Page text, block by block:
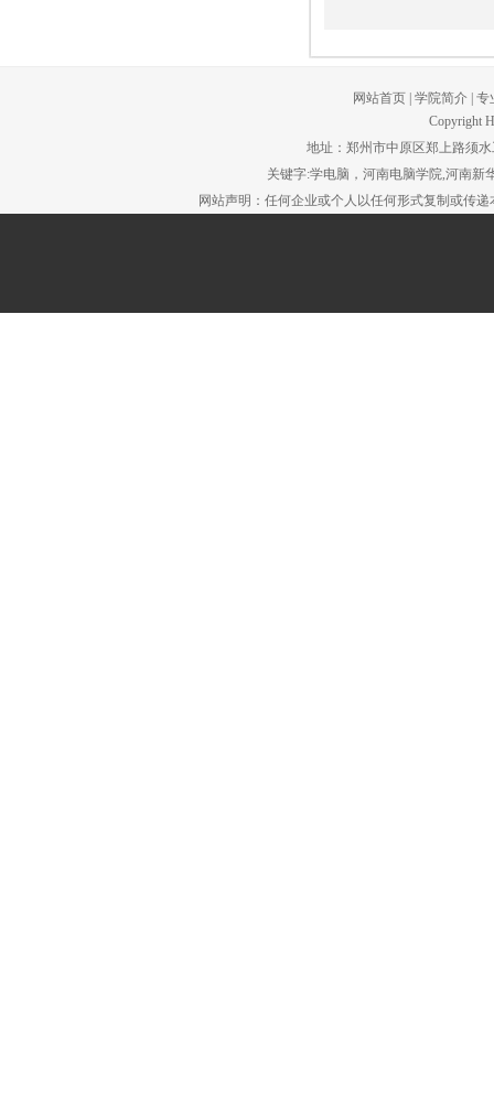
网站首页 学院简介 专
Copyright
地址：郑州市中原区郑上路须水
关键字:学电脑，河南电脑学院,河南新
网站声明：任何企业或个人以任何形式复制或传